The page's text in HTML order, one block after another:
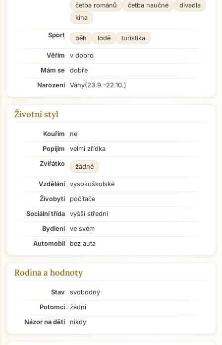
četba románů
četba naučné
divadla
kina
Sport běh lodě turistika
Věřím
v dobro
Mám se
dobře
Narození
Váhy(23.9.-22.10.)
Životní styl
Kouřím
ne
Popíjím
velmi zřídka
Zvířátko
žádné
Vzdělání
vysokoškolské
Živobytí
počítače
Sociální třída
vyšší střední
Bydlení
ve svém
Automobil
bez auta
Rodina a hodnoty
Stav
svobodný
Potomci
žádní
Názor na děti
nikdy